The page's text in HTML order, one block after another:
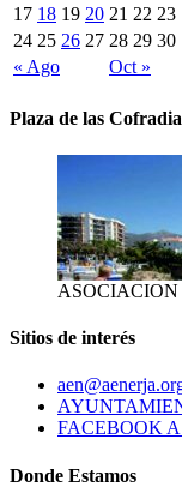
« Ago Oct »
17 18 19 20 21 22 23
24 25 26 27 28 29 30
Plaza de las
ASOCIACION
Sitios de interés
FACEBOOK
Donde Estamos